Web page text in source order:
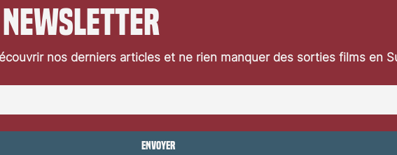
newsletter
nos derniers articles et ne rien manquer des sorties films en
Envoyer